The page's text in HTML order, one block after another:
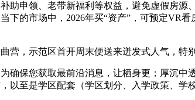
申领、老带新福利等权益，避免虚假房源
的市场中，2026年买“资产”，可预定VR
，示范区首开周末便送来迸发式人气，特
保您获取最前沿消息，让栖身更；厚沉中
以至是学区配套（学区划分、入学政策、